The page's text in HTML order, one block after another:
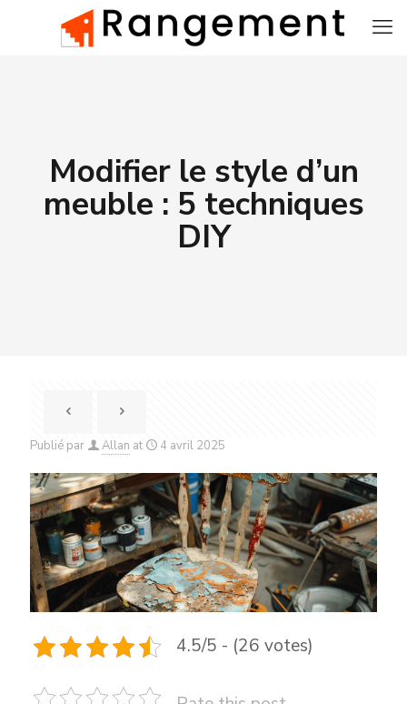
Modifier le style d’un
meuble : 5 techniques
DIY
Publié par Allan at 4 avril 2025
4.5/5 - (26 votes)